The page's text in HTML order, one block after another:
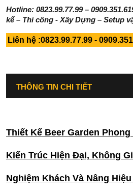
Hotline: 0823.99.77.99 –
kế – Thi công - Xây Dựng – Setup
Liên hệ :0823.99.77.99 -
THÔNG TIN CHI TIẾT
Thiết Kế Beer Garden
Kiến Trúc Hiện Đại, Không
Nghiệm Khách Và Nâng